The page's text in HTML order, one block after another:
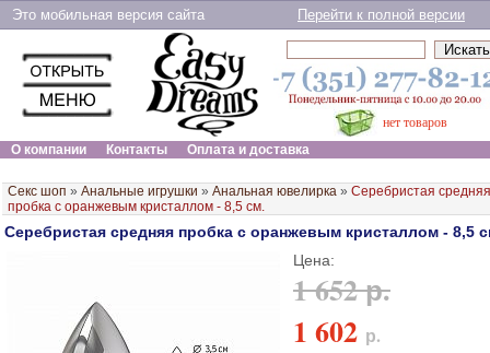
Это мобильная версия сайта Перейти к полной версии
нет товаров
О компании
Контакты Оплата и доставка
Секс шоп » Анальные игрушки » Анальная ювелирка » Серебристая средняя
пробка с оранжевым кристаллом - 8,5 см.
Серебристая средняя пробка с оранжевым кристаллом - 8,5
Цена:
1 652 р.
1 602 р.